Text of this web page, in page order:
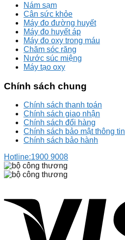
Nám sạm
Cân sức khỏe
Máy đo đường huyết
Máy đo huyết áp
Máy đo oxy trong máu
Chăm sóc răng
Nước súc miệng
Máy tạo oxy
Chính sách chung
Chính sách thanh toán
Chính sách giao nhận
Chính sách đổi hàng
Chính sách bảo mật thông tin
Chính sách bảo hành
Hotline:1900 9008